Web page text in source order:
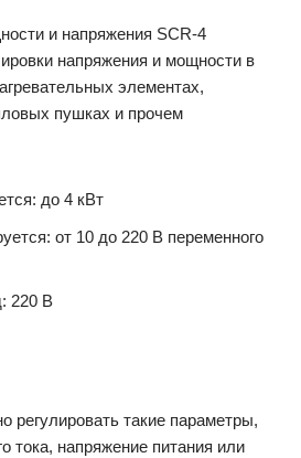
и напряжения SCR-4
напряжения и мощности в
элементах,
пушках и прочем
до 4 кВт
от 10 до 220 В переменного
220 В
регулировать такие параметры,
тока, напряжение питания или